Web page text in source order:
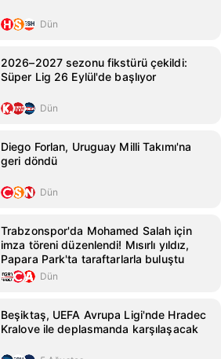
Dün
2026–2027 sezonu fikstürü çekildi:
Süper Lig 26 Eylül'de başlıyor
Dün
Diego Forlan, Uruguay Milli Takımı'na
geri döndü
Dün
Trabzonspor'da Mohamed Salah için
imza töreni düzenlendi! Mısırlı yıldız,
Papara Park'ta taraftarlarla buluştu
Dün
Beşiktaş, UEFA Avrupa Ligi'nde Hradec
Kralove ile deplasmanda karşılaşacak